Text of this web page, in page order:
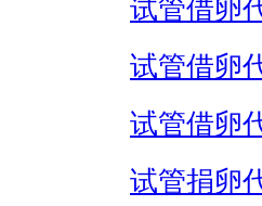
试管借卵
试管借卵
试管借卵
试管捐卵